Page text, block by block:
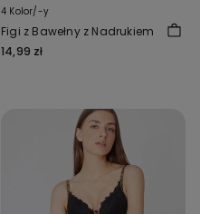
4 Kolor/-y
Figi z Bawełny z Nadrukiem
14,99 zł